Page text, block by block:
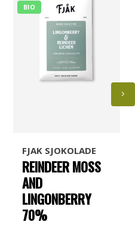
BIO
FJAK SJOKOLADE
REINDEER MOSS
AND
LINGONBERRY
70%